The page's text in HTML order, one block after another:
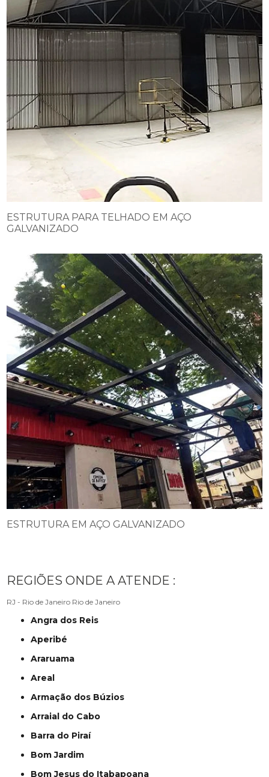
ESTRUTURA PARA TELHADO EM AÇO
GALVANIZADO
ESTRUTURA EM AÇO GALVANIZADO
REGIÕES ONDE A ATENDE :
RJ - Rio de Janeiro Rio de Janeiro
Angra dos Reis
Aperibé
Araruama
Areal
Armação dos Búzios
Arraial do Cabo
Barra do Piraí
Bom Jardim
Bom Jesus do Itabapoana